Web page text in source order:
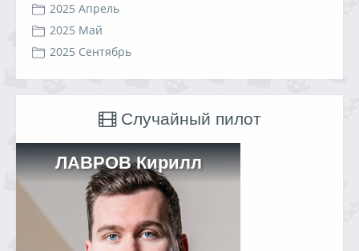
2025 Апрель
2025 Май
2025 Сентябрь
Случайный пилот
ЛАВРОВ Кирилл